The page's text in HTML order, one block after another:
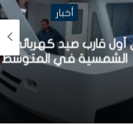
يعمل بالطاقة